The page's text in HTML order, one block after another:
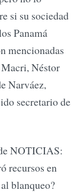
si su sociedad
Panamá
mencionadas
Néstor
Narváez,
secretario de
NOTICIAS:
recursos en
blanqueo?